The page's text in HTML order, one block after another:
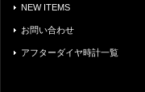
NEW ITEMS
お問い合わせ
アフターダイヤ時計一覧